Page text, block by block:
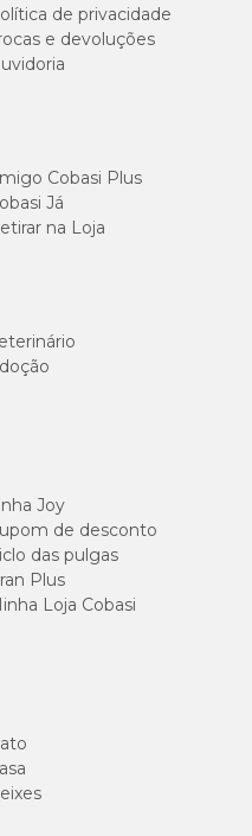
para cachorro
a saúde do seu pet em dia.
de privacidade
e devoluções
Cobasi Plus
Já
na Loja
Joy
de desconto
das pulgas
Plus
Loja Cobasi